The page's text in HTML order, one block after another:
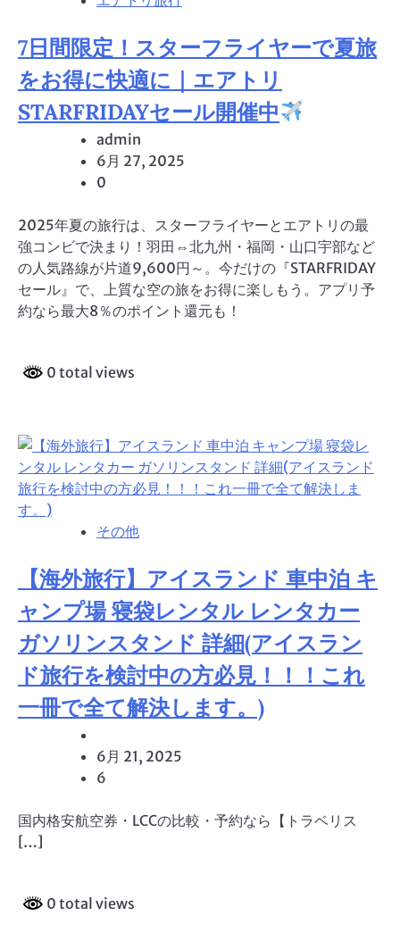
7日間限定！スターフライヤーで夏旅
をお得に快適に｜エアトリ
STARFRIDAYセール開催中
admin
6月 27, 2025
0
2025年夏の旅行は、スターフライヤーとエアトリの最
強コンビで決まり！羽田⇔北九州・福岡・山口宇部など
の人気路線が片道9,600円～。今だけの『STARFRIDAY
セール』で、上質な空の旅をお得に楽しもう。アプリ予
約なら最大8％のポイント還元も！
0 total views
その他
【海外旅行】アイスランド 車中泊 キ
ャンプ場 寝袋レンタル レンタカー
ガソリンスタンド 詳細(アイスラン
ド旅行を検討中の方必見！！！これ
一冊で全て解決します。)
6月 21, 2025
6
国内格安航空券・LCCの比較・予約なら【トラベリス
[…]
0 total views